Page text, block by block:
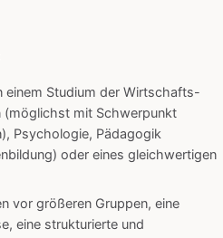
einem Studium der Wirtschafts-
mit Schwerpunkt
Psychologie, Pädagogik
oder eines gleichwertigen
vor größeren Gruppen, eine
eine strukturierte und